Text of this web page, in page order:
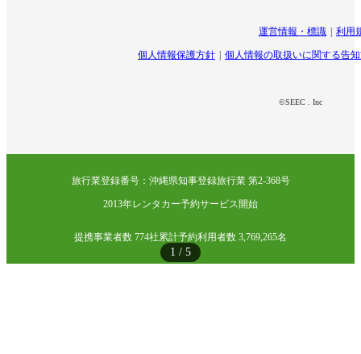
1 / 5
運営情報・標識 利用
個人情報保護方針 個人情報の取扱いに関する告
©SEEC . Inc
旅行業登録番号：沖縄県知事登録旅行業 第2-368号
2013年レンタカー予約サービス開始
提携事業者数 774社累計予約利用者数 3,769,265名